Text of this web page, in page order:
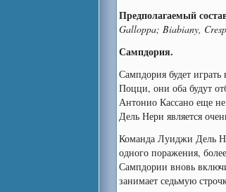
Предполагаемый
Galloppa; Biabiany,
Сампдория.
Сампдория будет
Поцци, они оба будут
Антонио Кассано еще
Дель Нери является
Команда Луиджи Дель
одного поражения,
Сампдории вновь
занимает седьмую